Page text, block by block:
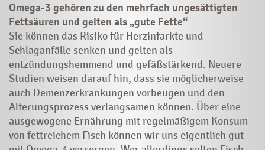
Omega-3 gehören zu den mehrfach ungesättigten
Fettsäuren und gelten als „gute Fette“
Sie können das Risiko für Herzinfarkte und
Schlaganfälle senken und gelten als
entzündungshemmend und gefäßstärkend. Neuere
Studien weisen darauf hin, dass sie möglicherweise
auch Demenzerkrankungen vorbeugen und den
Alterungsprozess verlangsamen können. Über eine
ausgewogene Ernährung mit regelmäßigem Konsum
von fettreichem Fisch können wir uns eigentlich gut